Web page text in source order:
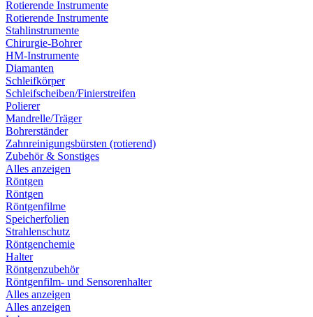
Rotierende Instrumente
Rotierende Instrumente
Stahlinstrumente
Chirurgie-Bohrer
HM-Instrumente
Diamanten
Schleifkörper
Schleifscheiben/Finierstreifen
Polierer
Mandrelle/Träger
Bohrerständer
Zahnreinigungsbürsten (rotierend)
Zubehör & Sonstiges
Alles anzeigen
Röntgen
Röntgen
Röntgenfilme
Speicherfolien
Strahlenschutz
Röntgenchemie
Halter
Röntgenzubehör
Röntgenfilm- und Sensorenhalter
Alles anzeigen
Alles anzeigen